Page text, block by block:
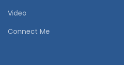
Video
Connect Me